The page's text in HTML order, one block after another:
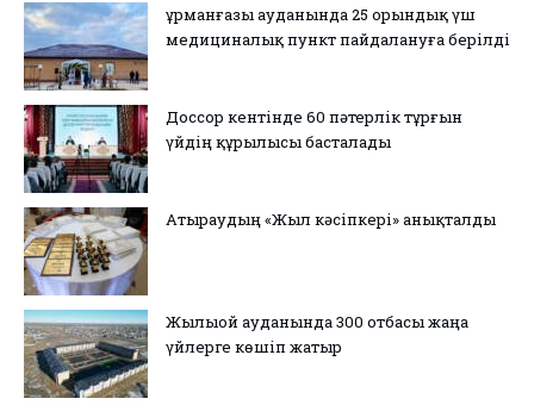
Құрманғазы ауданында 25 орындық үш
медициналық пункт пайдалануға берілді
Доссор кентінде 60 пәтерлік тұрғын
үйдің құрылысы басталады
Атыраудың «Жыл кәсіпкері» анықталды
Жылыой ауданында 300 отбасы жаңа
үйлерге көшіп жатыр